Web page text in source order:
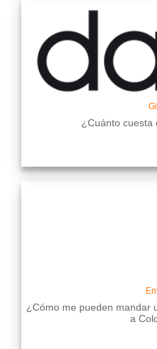
¿Cuánto cuesta
¿Cómo me pueden mandar
a